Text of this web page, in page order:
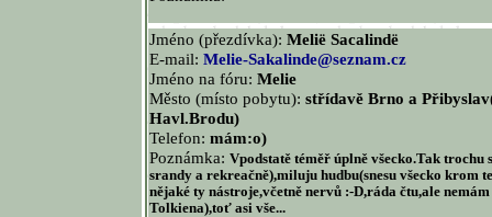
Jméno (přezdívka): Melië Sacalindë
E-mail: Melie-Sakalinde@seznam.cz
Jméno na fóru: Melie
Město (místo pobytu): střídavě Brno a
Havl.Brodu)
Telefon: mám:o)
Poznámka: Vpodstatě téměř úplně všecko.Tak trochu
srandy a rekreačně),miluju hudbu(snesu všecko krom
nějaké ty nástroje,včetně nervů :-D,ráda čtu,ale
Tolkiena),toť asi vše...